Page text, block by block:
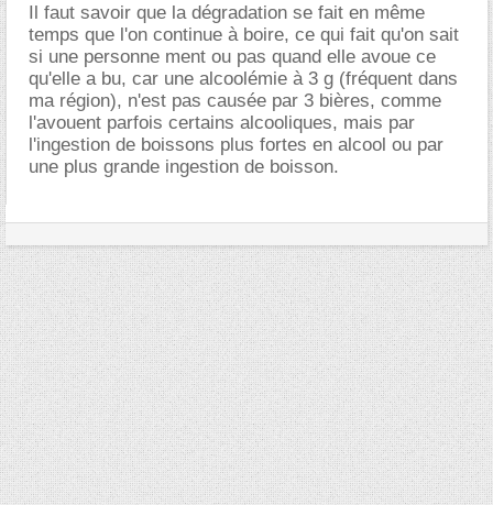
Il faut savoir que la dégradation se fait en même
temps que l'on continue à boire, ce qui fait qu'on sait
si une personne ment ou pas quand elle avoue ce
qu'elle a bu, car une alcoolémie à 3 g (fréquent dans
ma région), n'est pas causée par 3 bières, comme
l'avouent parfois certains alcooliques, mais par
l'ingestion de boissons plus fortes en alcool ou par
une plus grande ingestion de boisson.